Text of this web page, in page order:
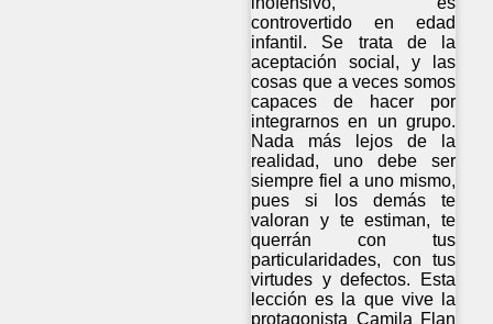
controvertido en edad
infantil. Se trata de la
aceptación social, y las
cosas que a veces somos
capaces de hacer por
integrarnos en un grupo.
Nada más lejos de la
realidad, uno debe ser
siempre fiel a uno mismo,
pues si los demás te
valoran y te estiman, te
querrán con tus
particularidades, con tus
virtudes y defectos. Esta
lección es la que vive la
protagonista Camila Flan